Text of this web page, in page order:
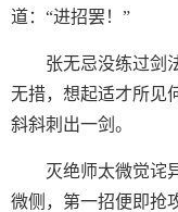
道：“进招罢！”
张无忌没练过剑
无措，想起适才所见
斜斜刺出一剑。
灭绝师太微觉诧
微侧，第一招便即抢